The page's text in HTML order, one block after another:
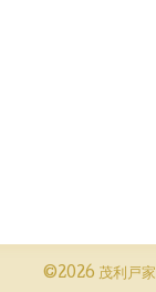
©2026 茂利戸家